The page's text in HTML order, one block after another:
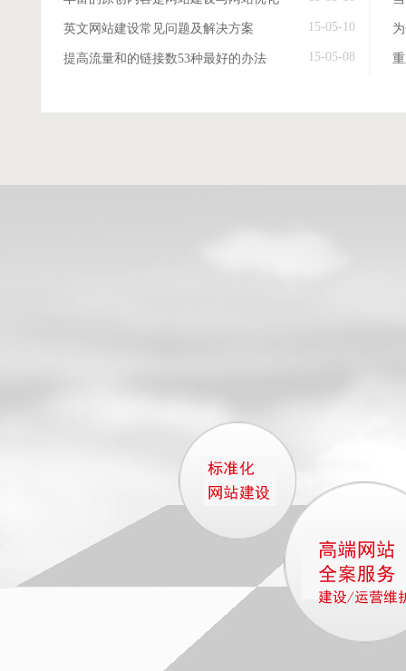
英文网站建设常见问题及解决方案 15-05-10
提高流量和的链接数53种最好的办法 15-05-08